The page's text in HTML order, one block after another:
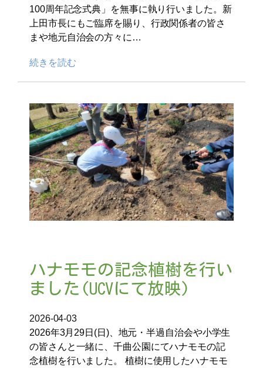
100周年記念式典」を無事に執り行いました。新
上田市長にもご臨席を賜り、行政関係者の皆さ
まや地元自治会の方々に…
続きを読む
ハナモモの記念植樹を行い
ました(UCVにて放映)
2026-04-03
2026年3月29日(日)、地元・半過自治会や小学生
の皆さんと一緒に、千曲公園にてハナモモの記
念植樹を行いました。 植樹に使用したハナモモ